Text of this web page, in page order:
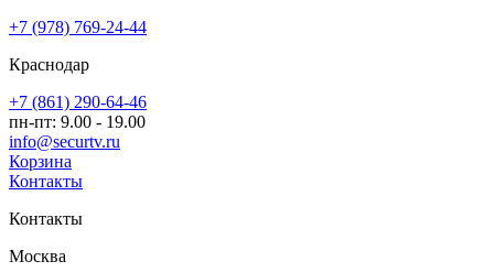
+7 (978) 769-24-44
Краснодар
+7 (861) 290-64-46
пн-пт: 9.00 - 19.00
info@securtv.ru
Корзина
Контакты
Контакты
Москва